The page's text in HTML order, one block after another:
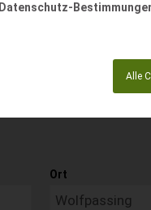
Datenschutz-
Alle
Ort